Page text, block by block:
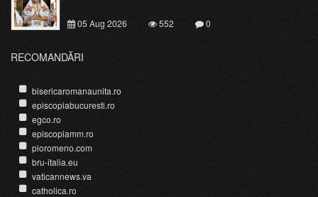
05 Aug 2026 552 0
RECOMANDĂRI
bisericaromanaunita.ro
episcopiabucuresti.ro
egco.ro
episcopiamm.ro
pioromeno.com
bru-italia.eu
vaticannews.va
catholica.ro